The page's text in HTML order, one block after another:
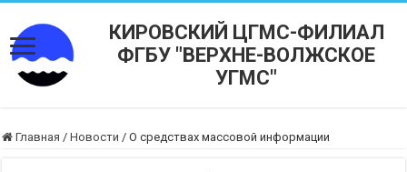
КИРОВСКИЙ ЦГМС-ФИЛИАЛ
ФГБУ "ВЕРХНЕ-ВОЛЖСКОЕ
УГМС"
Главная / Новости / О средствах массовой информации